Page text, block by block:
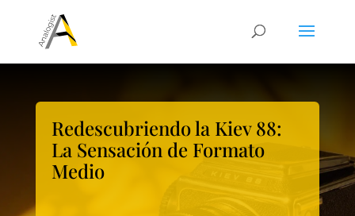
Redescubriendo la Kiev 88:
La Sensación de Formato
Medio